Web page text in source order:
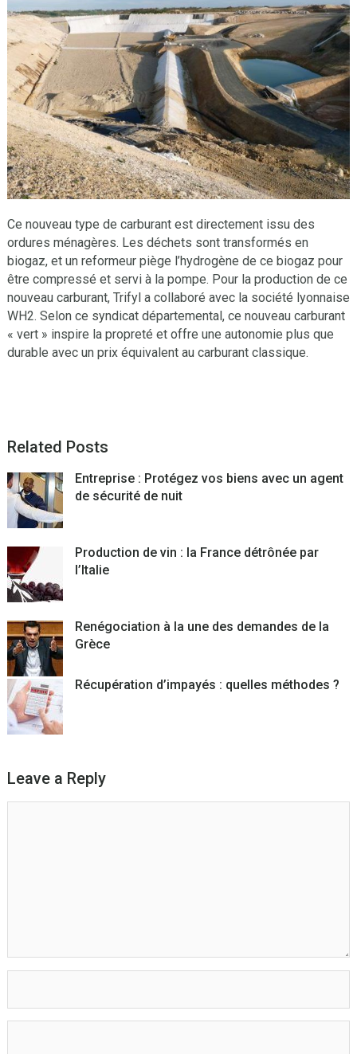
Ce nouveau type de carburant est directement issu des
ordures ménagères. Les déchets sont transformés en
biogaz, et un reformeur piège l’hydrogène de ce biogaz pour
être compressé et servi à la pompe. Pour la production de ce
nouveau carburant, Trifyl a collaboré avec la société lyonnaise
WH2. Selon ce syndicat départemental, ce nouveau carburant
« vert » inspire la propreté et offre une autonomie plus que
durable avec un prix équivalent au carburant classique.
Related Posts
Entreprise : Protégez vos biens avec un agent
de sécurité de nuit
Production de vin : la France détrônée par
l’Italie
Renégociation à la une des demandes de la
Grèce
Récupération d’impayés : quelles méthodes ?
Leave a Reply